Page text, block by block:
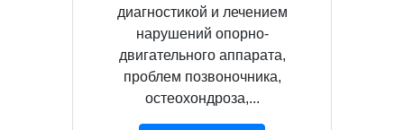
диагностикой и лечением
нарушений опорно-
двигательного аппарата,
проблем позвоночника,
остеохондроза,...